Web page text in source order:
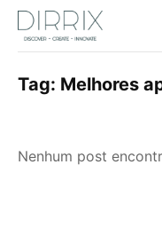
Tag: Melhores
Nenhum post